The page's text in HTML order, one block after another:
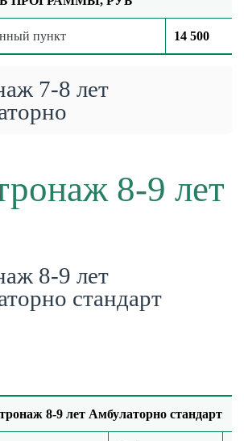
пункт 14 500
7-8 лет
8-9 лет
8-9 лет
стандарт
8-9 лет Амбулаторно стандарт